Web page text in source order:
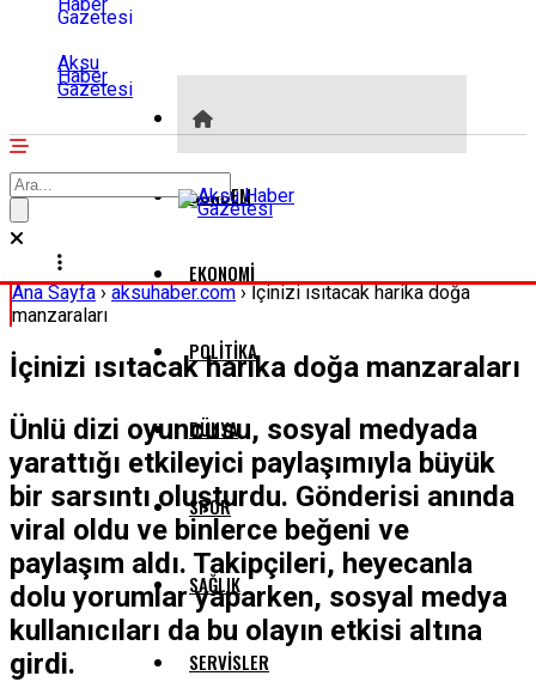
Aksu
Haber
Gazetesi
GÜNDEM
EKONOMI
POLITIKA
DÜNYA
SPOR
SAĞLIK
SERVISLER
Ana Sayfa›aksuhaber.com›İçinizi ısıtacak harika doğa
manzaraları
İçinizi ısıtacak harika doğa manzaraları
Ünlü dizi oyuncusu, sosyal medyada
yarattığı etkileyici paylaşımıyla büyük
bir sarsıntı oluşturdu. Gönderisi anında
viral oldu ve binlerce beğeni ve
paylaşım aldı. Takipçileri, heyecanla
dolu yorumlar yaparken, sosyal medya
kullanıcıları da bu olayın etkisi altına
girdi.